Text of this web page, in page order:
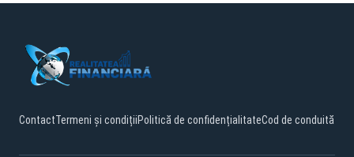
ContactTermeni și condițiiPolitică de confidențialitateCod de conduită